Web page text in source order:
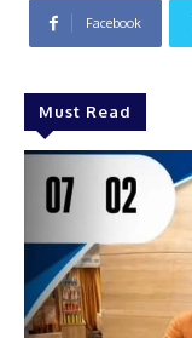
Facebook
Must Read